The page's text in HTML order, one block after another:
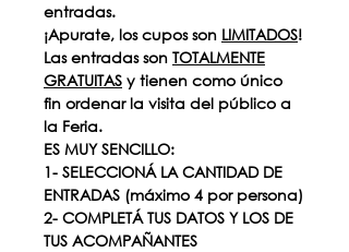
entradas.
¡Apurate, los cupos son LIMITADOS!
Las entradas son TOTALMENTE
GRATUITAS y tienen como único
fin ordenar la visita del público a
la Feria.
ES MUY SENCILLO:
1- SELECCIONÁ LA CANTIDAD DE
ENTRADAS (máximo 4 por persona)
2- COMPLETÁ TUS DATOS Y LOS DE
TUS ACOMPAÑANTES